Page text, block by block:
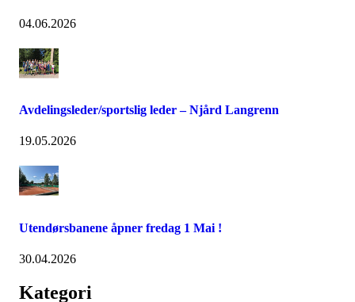
04.06.2026
Avdelingsleder/sportslig leder – Njård Langrenn
19.05.2026
Utendørsbanene åpner fredag 1 Mai !
30.04.2026
Kategori